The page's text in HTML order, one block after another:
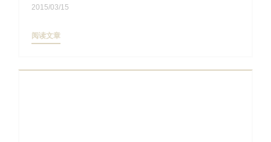
2015/03/15
阅读文章((在新窗口中打开))